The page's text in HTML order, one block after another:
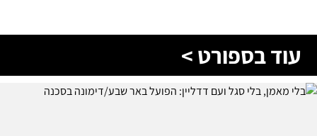
עוד בספורט >